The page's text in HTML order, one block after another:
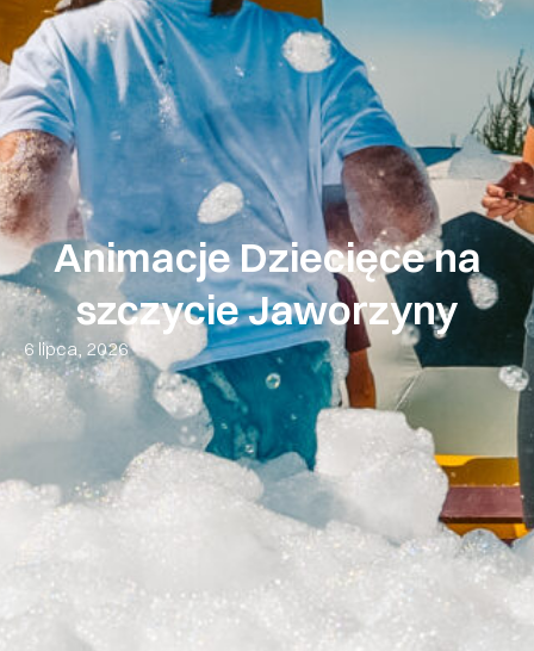
Animacje Dziecięce na
szczycie Jaworzyny
6 lipca, 2026